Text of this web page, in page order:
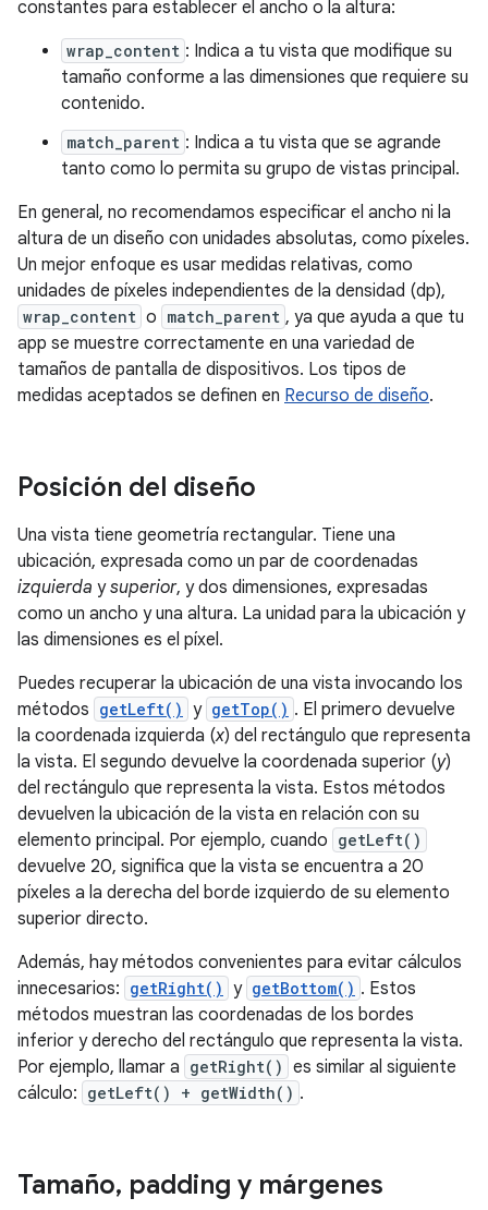
constantes para establecer el ancho o la altura:
wrap_content : Indica a tu vista que modifique su
tamaño conforme a las dimensiones que requiere su
contenido.
match_parent : Indica a tu vista que se agrande
tanto como lo permita su grupo de vistas principal.
En general, no recomendamos especificar el ancho ni la
altura de un diseño con unidades absolutas, como píxeles.
Un mejor enfoque es usar medidas relativas, como
unidades de píxeles independientes de la densidad (dp),
wrap_content o match_parent , ya que ayuda a que tu
app se muestre correctamente en una variedad de
tamaños de pantalla de dispositivos. Los tipos de
medidas aceptados se definen en Recurso de diseño.
Posición del diseño
Una vista tiene geometría rectangular. Tiene una
ubicación, expresada como un par de coordenadas
izquierda ysuperior, y dos dimensiones, expresadas
como un ancho y una altura. La unidad para la ubicación y
las dimensiones es el píxel.
Puedes recuperar la ubicación de una vista invocando los
métodos getLeft() y getTop() . El primero devuelve
la coordenada izquierda (x) del rectángulo que representa
la vista. El segundo devuelve la coordenada superior (y)
del rectángulo que representa la vista. Estos métodos
devuelven la ubicación de la vista en relación con su
elemento principal. Por ejemplo, cuando getLeft()
devuelve 20, significa que la vista se encuentra a 20
píxeles a la derecha del borde izquierdo de su elemento
superior directo.
Además, hay métodos convenientes para evitar cálculos
innecesarios: getRight() y getBottom() . Estos
métodos muestran las coordenadas de los bordes
inferior y derecho del rectángulo que representa la vista.
Por ejemplo, llamar a getRight() es similar al siguiente
cálculo: getLeft() + getWidth() .
Tamaño, padding y márgenes